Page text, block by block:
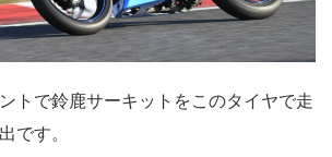
トで鈴鹿サーキットをこのタイヤで走
です。